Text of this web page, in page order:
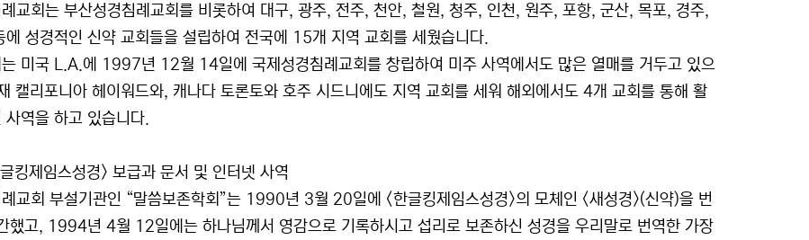
교회는 부산성경침례교회를 비롯하여 대구, 광주, 전주, 천안, 철원, 청주, 인천, 원주, 포항, 군산, 목포, 경주,
에 성경적인 신약 교회들을 설립하여 전국에 15개 지역 교회를 세웠습니다.
는 미국 L.A.에 1997년 12월 14일에 국제성경침례교회를 창립하여 미주 사역에서도 많은 열매를 거두고 있으
캘리포니아 헤이워드와, 캐나다 토론토와 호주 시드니에도 지역 교회를 세워 해외에서도 4개 교회를 통해 활
사역을 하고 있습니다.
킹제임스성경> 보급과 문서 및 인터넷 사역
교회 부설기관인 “말씀보존학회”는 1990년 3월 20일에 <한글킹제임스성경>의 모체인 <새성경>(신약)을 번
했고, 1994년 4월 12일에는 하나님께서 영감으로 기록하시고 섭리로 보존하신 성경을 우리말로 번역한 가장